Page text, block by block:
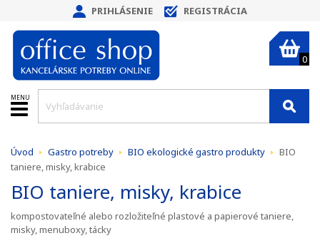
PRIHLÁSENIE REGISTRÁCIA
0
MENU
Úvod Gastro potreby BIO ekologické gastro produkty
BIO
taniere, misky, krabice
BIO taniere, misky, krabice
kompostovateľné alebo rozložiteľné plastové a papierové taniere,
misky, menuboxy, tácky